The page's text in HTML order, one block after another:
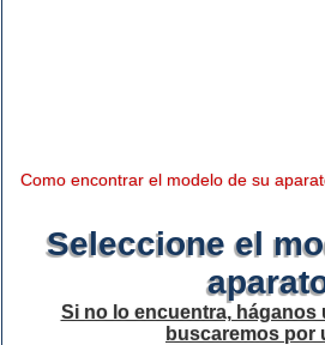
Como encontrar el modelo de su
Seleccione el
Si no lo encuentra, háganos
buscaremos por